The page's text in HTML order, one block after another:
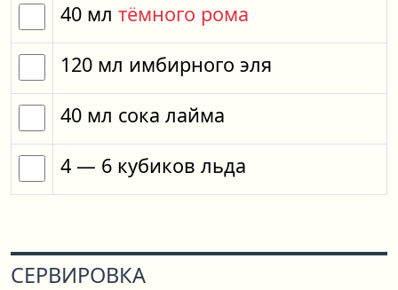
40 мл тёмного рома
120 мл имбирного эля
40 мл сока лайма
4 — 6 кубиков льда
СЕРВИРОВКА